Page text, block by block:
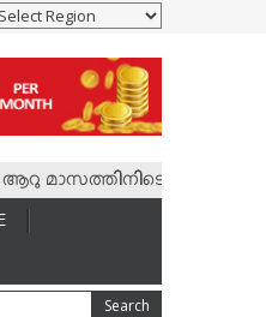
കാമുകനുമായി
Search